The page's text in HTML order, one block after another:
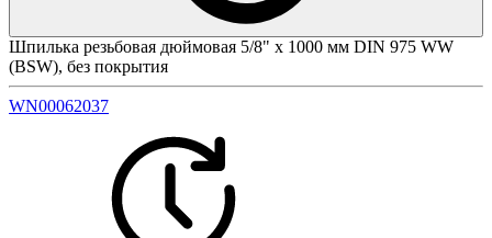
Шпилька резьбовая дюймовая 5/8" х 1000 мм DIN 975 WW
(BSW), без покрытия
WN00062037